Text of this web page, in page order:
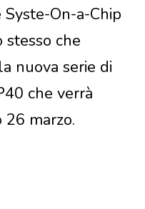
Syste-On-a-Chip
che
nuova serie di
che verrà
marzo.